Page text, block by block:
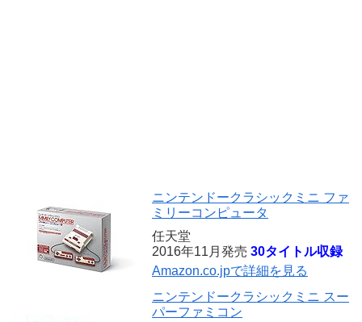
ニンテンドークラシックミニ ファ
ミリーコンピュータ
任天堂
2016年11月発売 30タイトル収録
Amazon.co.jpで詳細を見る
ニンテンドークラシックミニ スー
パーファミコン